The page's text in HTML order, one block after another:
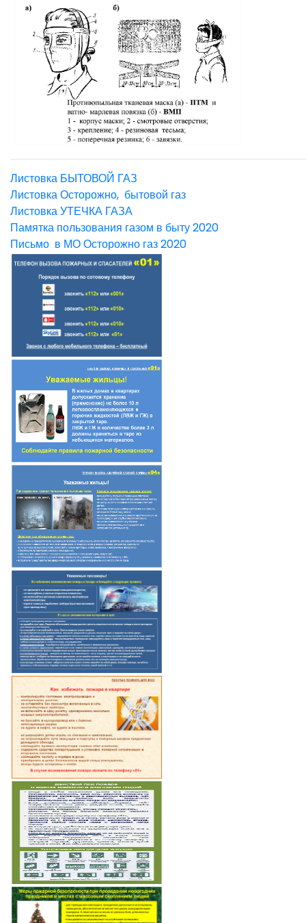
Листовка БЫТОВОЙ ГАЗ
Листовка Осторожно, бытовой газ
Листовка УТЕЧКА ГАЗА
Памятка пользования газом в быту 2020
Письмо в МО Осторожно газ 2020